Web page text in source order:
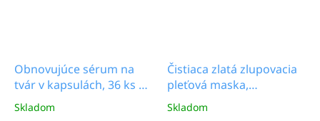
Obnovujúce sérum na
tvár v kapsulách, 36 ks x
0,7 g_14.3b
Priemerné
Skladom
Čistiaca zlatá zlupovacia
pleťová maska,
130ml_8.0b
Priemerné
Skladom